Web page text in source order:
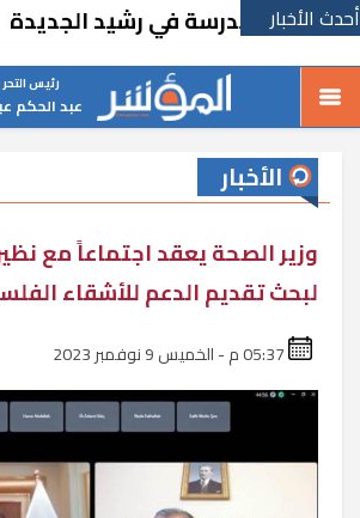
أحدث الأخبارمدرسة في رشيد الجديدة
رئيس
عبد الحكم
الأخبار
وزير الصحة يعقد اجتماعاً مع
لبحث تقديم الدعم للأشقاء